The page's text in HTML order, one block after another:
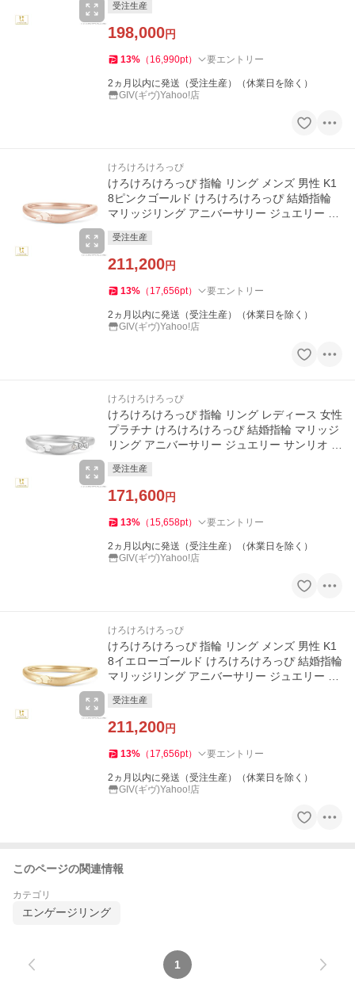
受注生産
198,000円
13% （ 16,990pt） 要エントリー
2ヵ月以内に発送（受注生産）（休業日を除く）
GIV(ギヴ)Yahoo!店
けろけろけろっぴ
けろけろけろっぴ 指輪 リング メンズ 男性 K1
8ピンクゴールド けろけろけろっぴ 結婚指輪
マリッジリング アニバーサリー ジュエリー サ
受注生産
211,200円
13% （ 17,656pt） 要エントリー
2ヵ月以内に発送（受注生産）（休業日を除く）
GIV(ギヴ)Yahoo!店
けろけろけろっぴ
けろけろけろっぴ 指輪 リング レディース 女性
プラチナ けろけろけろっぴ 結婚指輪 マリッジ
リング アニバーサリー ジュエリー サンリオ プ
受注生産
171,600円
13% （ 15,658pt） 要エントリー
2ヵ月以内に発送（受注生産）（休業日を除く）
GIV(ギヴ)Yahoo!店
けろけろけろっぴ
けろけろけろっぴ 指輪 リング メンズ 男性 K1
8イエローゴールド けろけろけろっぴ 結婚指輪
マリッジリング アニバーサリー ジュエリー サ
受注生産
211,200円
13% （ 17,656pt） 要エントリー
2ヵ月以内に発送（受注生産）（休業日を除く）
GIV(ギヴ)Yahoo!店
このページの関連情報
カテゴリ
エンゲージリング
1